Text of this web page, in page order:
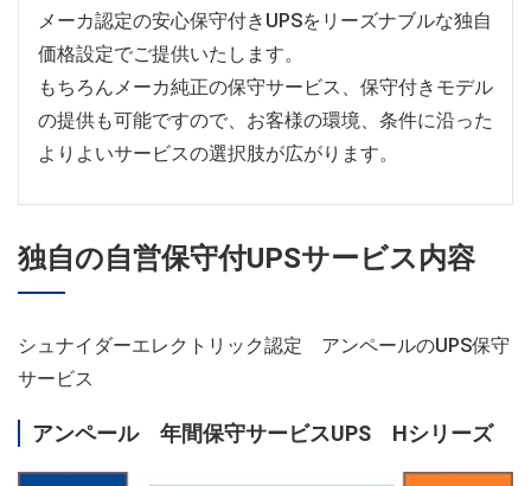
メーカ認定の安心保守付きUPSをリーズナブルな独自
価格設定でご提供いたします。
もちろんメーカ純正の保守サービス、保守付きモデル
の提供も可能ですので、お客様の環境、条件に沿った
よりよいサービスの選択肢が広がります。
独自の自営保守付UPSサービス内容
シュナイダーエレクトリック認定 アンペールのUPS保守
サービス
アンペール 年間保守サービスUPS Hシリーズ